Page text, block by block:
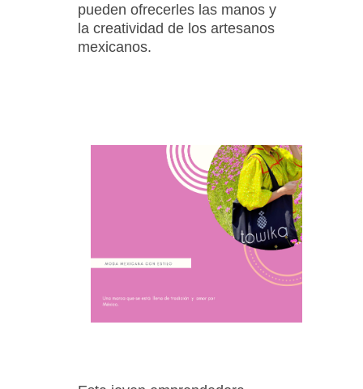
pueden ofrecerles las manos y
la creatividad de los artesanos
mexicanos.